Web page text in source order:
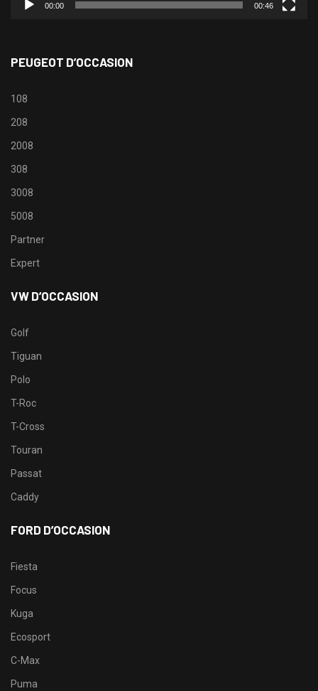
00:00 00:46
PEUGEOT D’OCCASION
108
208
2008
308
3008
5008
Partner
Expert
VW D’OCCASION
Golf
Tiguan
Polo
T-Roc
T-Cross
Touran
Passat
Caddy
FORD D’OCCASION
Fiesta
Focus
Kuga
Ecosport
C-Max
Puma